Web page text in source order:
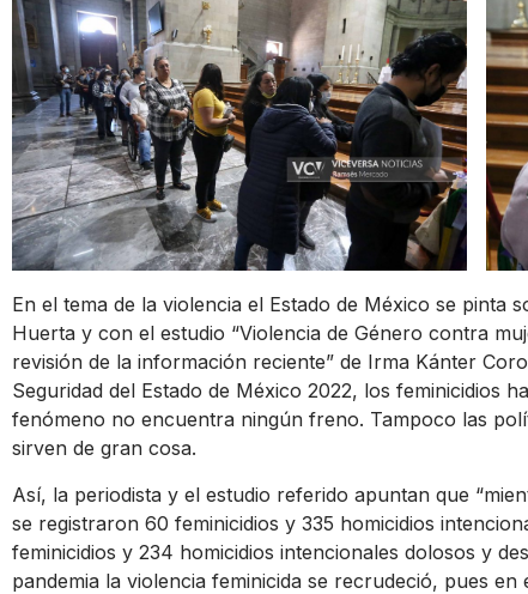
En el tema de la violencia el Estado de México se pinta
Huerta y con el estudio “Violencia de Género contra
revisión de la información reciente” de Irma Kánter
Seguridad del Estado de México 2022, los feminicidios
fenómeno no encuentra ningún freno. Tampoco las
sirven de gran cosa.
Así, la periodista y el estudio referido apuntan que
se registraron 60 feminicidios y 335 homicidios
feminicidios y 234 homicidios intencionales dolosos y
pandemia la violencia feminicida se recrudeció, pues